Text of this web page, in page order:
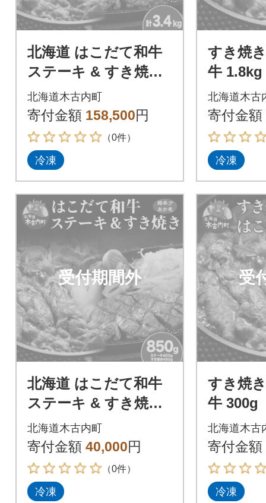
北海道 はこだて和牛
ステーキ & すき焼き
計3.4kg 肩ロース サ
ーロイン お取り寄せ
北海道木古内町
寄付金額 158,500円
（0件）
冷凍
すき焼
牛
焼き ロ
北海道木古
寄付金額
冷凍
受付期間外
北海道 はこだて和牛
ステーキ & すき焼き
計850g肩ロース サー
ロイン バーベキュー
北海道木古内町
寄付金額 40,000円
（0件）
冷凍
受
すき焼
牛 300g
北海道木古
寄付金額
冷凍